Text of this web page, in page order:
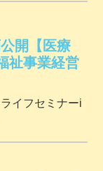
開【医療
祉事業経営
イフセミナーi